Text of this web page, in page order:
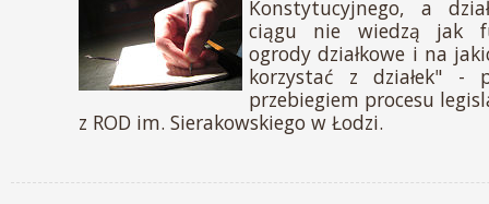
Konstytucyjnego, a
ciągu nie wiedzą jak
ogrody działkowe i na
korzystać z działek" -
przebiegiem procesu
z ROD im. Sierakowskiego w Łodzi.